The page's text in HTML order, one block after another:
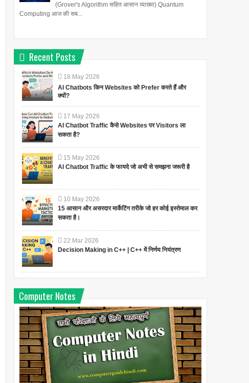
(Grover's Algorithm सहित आसान व्याख्या) Quantum
Computing आज की सब...
Recent Posts
18 May 2026
AI Chatbots किन Websites को Prefer करते हैं और
क्यों?
17 May 2026
AI Chatbot Traffic कैसे Websites पर Visitors ला
सकता है?
15 May 2026
AI Chatbot Traffic के फायदे जो अभी से समझना जरूरी है
10 May 2026
15 आसान और असरदार मार्केटिंग तरीके जो हर कोई इस्तेमाल कर
सकता है।
22 Mar 2026
Decision Making in C++ | C++ में निर्णय नियंत्रण
Computer Notes